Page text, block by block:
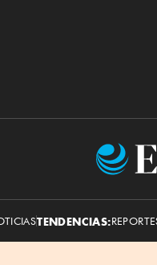
TENDENCIAS: